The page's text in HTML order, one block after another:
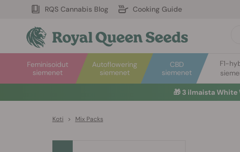
RQS Cannabis Blog Cooking Guide
Autoflowering
siemenet
Feminisoidut
siemenet
CBD
siemenet
F1-
🎁 3 ilmaista
Koti > Mix Packs